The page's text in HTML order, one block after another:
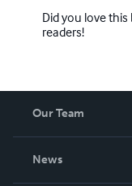
Did you love
readers!
Our Team
News